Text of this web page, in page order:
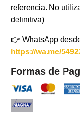
referencia. No
definitiva)
👉 WhatsApp
https://wa.me/
Formas de